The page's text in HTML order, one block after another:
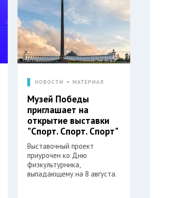
НОВОСТИ МАТЕРИАЛ
Музей Победы
приглашает на
открытие выставки
"Спорт. Спорт. Спорт"
Выставочный проект
приурочен ко Дню
физкультурника,
выпадающему на 8 августа.